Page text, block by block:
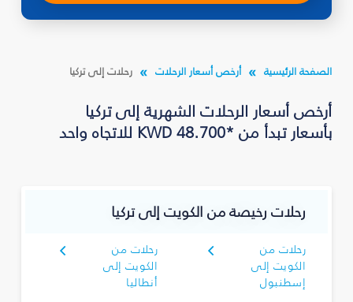
الصفحة الرئيسية أرخص أسعار الرحلات رحلات إلى تركيا
أرخص أسعار الرحلات الشهرية إلى تركيا
بأسعار تبدأ من *KWD 48.700 للاتجاه واحد
رحلات رخيصة من الكويت إلى تركيا
رحلات من
الكويت إلى
إسطنبول
رحلات من
الكويت إلى
أنطاليا